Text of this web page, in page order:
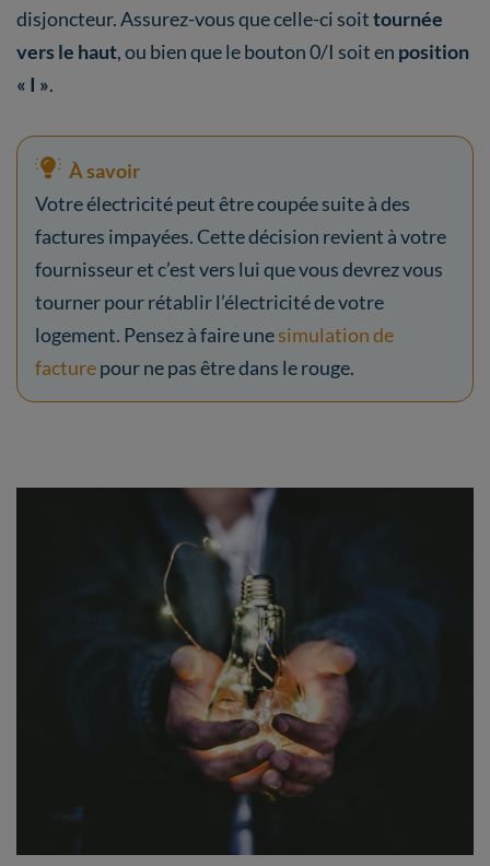
disjoncteur. Assurez-vous que celle-ci soittournée
vers le haut, ou bien que le bouton 0/I soit en position
« I ».
À savoir
Votre électricité peut être coupée suite à des
factures impayées. Cette décision revient à votre
fournisseur et c’est vers lui que vous devrez vous
tourner pour rétablir l’électricité de votre
logement. Pensez à faire unesimulation de
facturepour ne pas être dans le rouge.